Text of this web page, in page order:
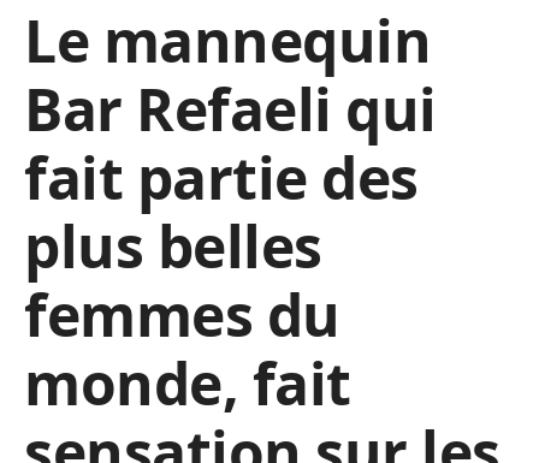
Le mannequin
Bar Refaeli qui
fait partie des
plus belles
femmes du
monde, fait